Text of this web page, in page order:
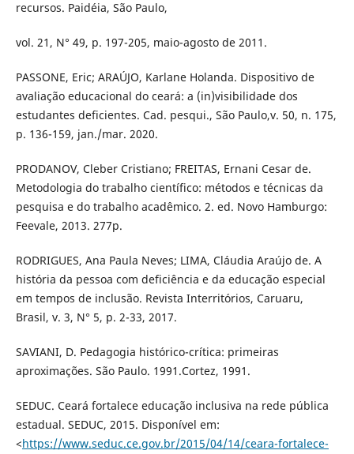
recursos. Paidéia, São Paulo,
vol. 21, N° 49, p. 197-205, maio-agosto de 2011.
PASSONE, Eric; ARAÚJO, Karlane Holanda. Dispositivo de
avaliação educacional do ceará: a (in)visibilidade dos
estudantes deficientes. Cad. pesqui., São Paulo,v. 50, n. 175,
p. 136-159, jan./mar. 2020.
PRODANOV, Cleber Cristiano; FREITAS, Ernani Cesar de.
Metodologia do trabalho científico: métodos e técnicas da
pesquisa e do trabalho acadêmico. 2. ed. Novo Hamburgo:
Feevale, 2013. 277p.
RODRIGUES, Ana Paula Neves; LIMA, Cláudia Araújo de. A
história da pessoa com deficiência e da educação especial
em tempos de inclusão. Revista Interritórios, Caruaru,
Brasil, v. 3, N° 5, p. 2-33, 2017.
SAVIANI, D. Pedagogia histórico-crítica: primeiras
aproximações. São Paulo. 1991.Cortez, 1991.
SEDUC. Ceará fortalece educação inclusiva na rede pública
estadual. SEDUC, 2015. Disponível em:
<https://www.seduc.ce.gov.br/2015/04/14/ceara-fortalece-